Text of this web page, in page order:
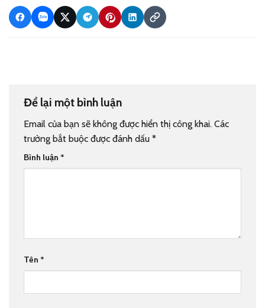
Để lại một bình luận
Email của bạn sẽ không được hiển thị công khai. Các
trường bắt buộc được đánh dấu *
Bình luận *
Tên *